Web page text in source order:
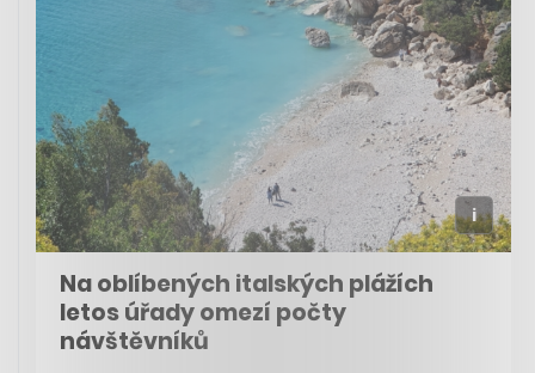
Na oblíbených italských plážích
letos úřady omezí počty
návštěvníků